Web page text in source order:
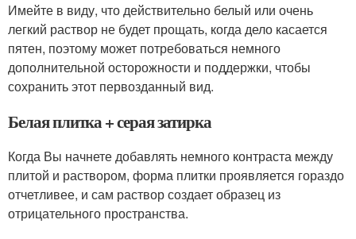
Имейте в виду, что действительно белый или очень
легкий раствор не будет прощать, когда дело касается
пятен, поэтому может потребоваться немного
дополнительной осторожности и поддержки, чтобы
сохранить этот первозданный вид.
Белая плитка + серая затирка
Когда Вы начнете добавлять немного контраста между
плитой и раствором, форма плитки проявляется гораздо
отчетливее, и сам раствор создает образец из
отрицательного пространства.